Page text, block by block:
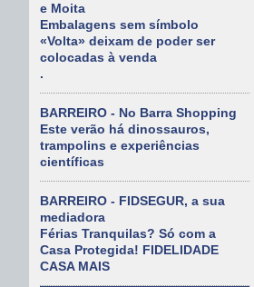
e Moita
Embalagens sem símbolo
«Volta» deixam de poder ser
colocadas à venda
.
BARREIRO - No Barra Shopping
Este verão há dinossauros,
trampolins e experiências
científicas
BARREIRO - FIDSEGUR, a sua
mediadora
Férias Tranquilas? Só com a
Casa Protegida! FIDELIDADE
CASA MAIS